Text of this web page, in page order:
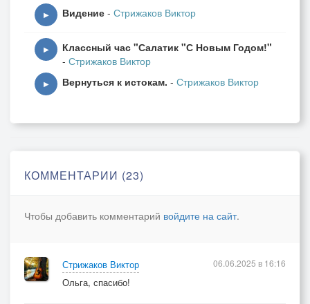
Только по телу - разряд электрический...
В полубеспамятстве горстью бросал
Комья земли кладбищенской...
▶ Видение - Стрижаков Виктор
▶
Классный час "Салатик "С Новым Годом!"
- Стрижаков Виктор
▶ Вернуться к истокам. - Стрижаков Виктор
КОММЕНТАРИИ (23)
Чтобы добавить комментарий войдите на сайт.
Стрижаков Виктор
Ольга, спасибо!
06.06.2025 в 16:16